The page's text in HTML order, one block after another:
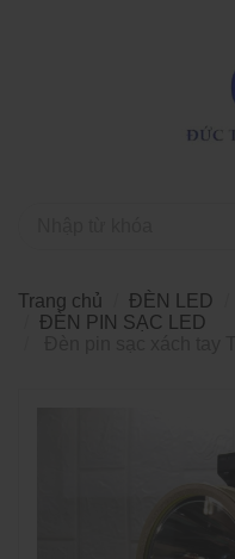
Trang chủ ĐÈN LED
ĐÈN PIN SẠC LED